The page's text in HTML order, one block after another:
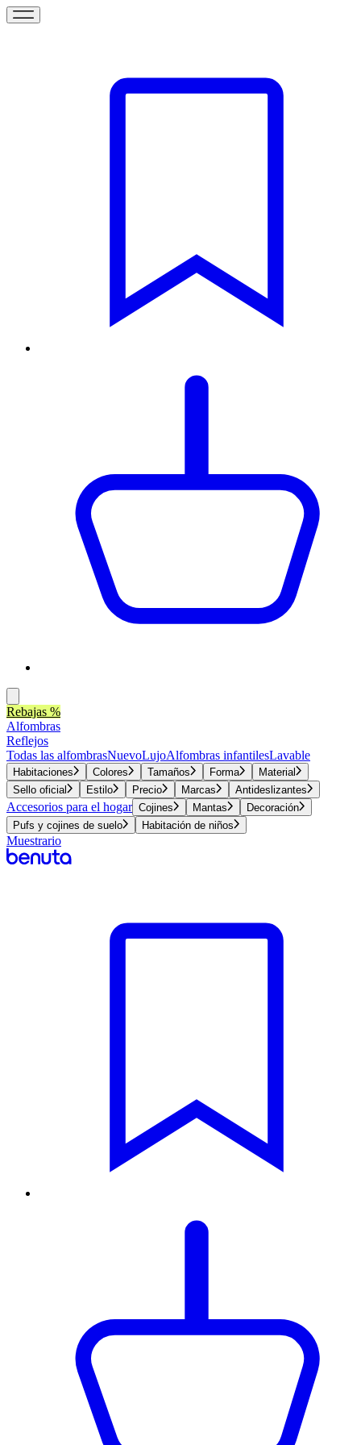
Rebajas %
Alfombras
Reflejos
Todas las alfombrasNuevoLujoAlfombras infantilesLavable
Habitaciones Colores Tamaños Forma
Material
Sello oficial
Estilo Precio Marcas Antideslizantes
Accesorios para el hogar Cojines Mantas
Decoración
Pufs y cojines de suelo
Habitación de niños
Muestrario